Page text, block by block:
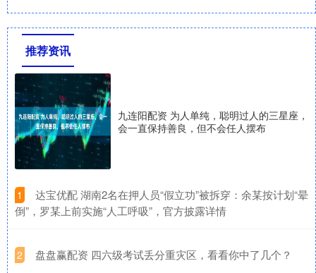
推荐资讯
九连阳配资 为人单纯，聪明过人的三星座，
会一直保持善良，但不会任人摆布
1
​达宝优配 湖南2名在押人员“假立功”被拆穿：余某按计划“晕
倒”，罗某上前实施“人工呼吸”，官方披露详情
2 ​盘盘赢配资 四六级考试丢分重灾区，看看你中了几个？